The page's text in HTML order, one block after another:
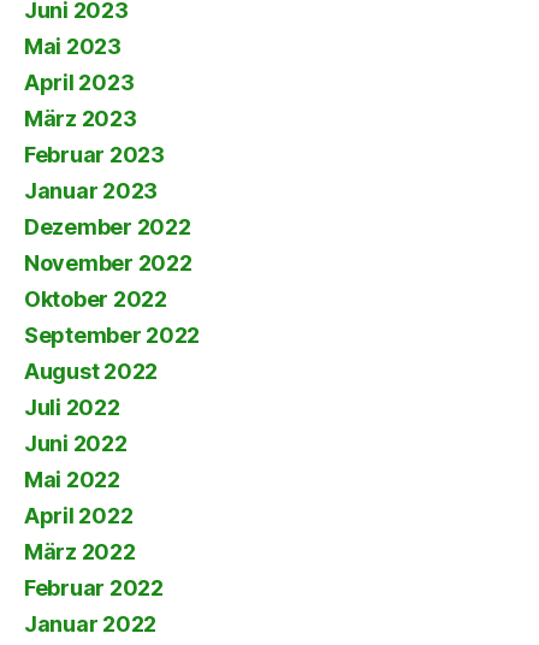
Juni 2023
Mai 2023
April 2023
März 2023
Februar 2023
Januar 2023
Dezember 2022
November 2022
Oktober 2022
September 2022
August 2022
Juli 2022
Juni 2022
Mai 2022
April 2022
März 2022
Februar 2022
Januar 2022